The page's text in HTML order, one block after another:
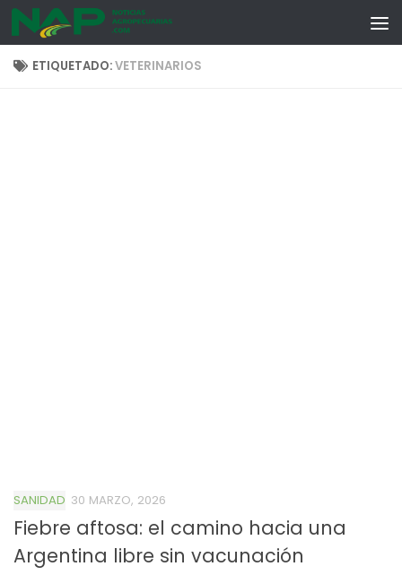
Skip to content
ETIQUETADO:VETERINARIOS
SANIDAD 30 MARZO, 2026
Fiebre aftosa: el camino hacia una
Argentina libre sin vacunación